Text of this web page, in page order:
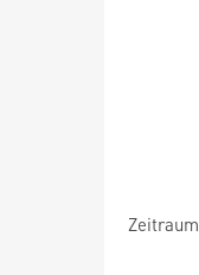
Zeitraum